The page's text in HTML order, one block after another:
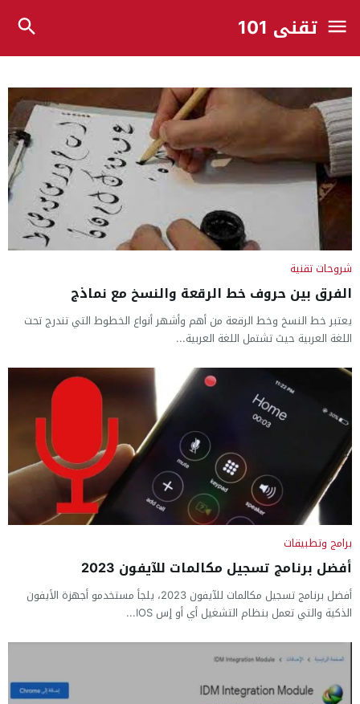
تقني 101
شروحات تقنية
الفرق بين حروف خط الرقعة والنسخ مع نماذج
يعتبر خط النسخ وخط الرقعة من أهم وأشهر أنواع الخطوط التي تندرج تحت
اللغة العربية حيث تشتمل اللغة العربية...
برامج وتطبيقات
أفضل برنامج تسجيل مكالمات للآيفون 2023
أفضل برنامج تسجيل مكالمات للآيفون 2023، يلجأ مستخدمو أجهزة الأيفون
الذكية والتي تعمل بنظام التشغيل أي أو إس IOS...